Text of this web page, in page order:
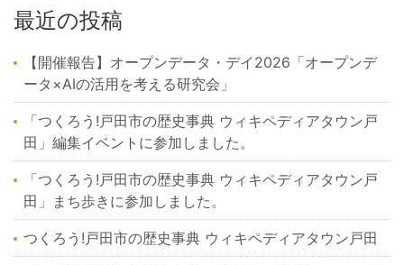
最近の投稿
【開催報告】オープンデータ・デイ2026「オープンデ
ータ×AIの活用を考える研究会」
「つくろう!戸田市の歴史事典 ウィキペディアタウン戸
田」編集イベントに参加しました。
「つくろう!戸田市の歴史事典 ウィキペディアタウン戸
田」まち歩きに参加しました。
つくろう!戸田市の歴史事典 ウィキペディアタウン戸田